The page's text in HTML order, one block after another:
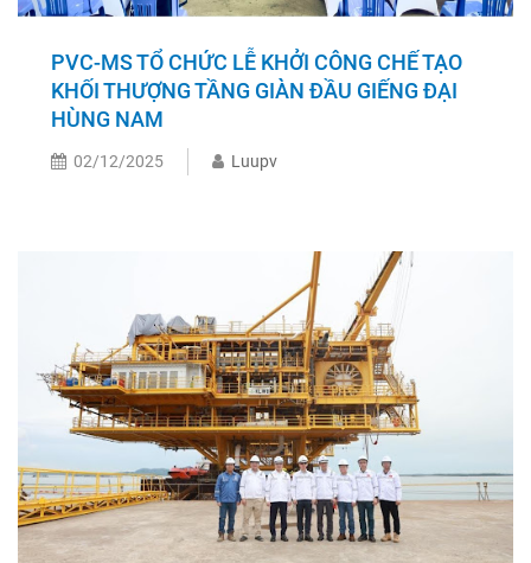
PVC-MS TỔ CHỨC LỄ KHỞI CÔNG CHẾ TẠO
KHỐI THƯỢNG TẦNG GIÀN ĐẦU GIẾNG ĐẠI
HÙNG NAM
02/12/2025 Luupv